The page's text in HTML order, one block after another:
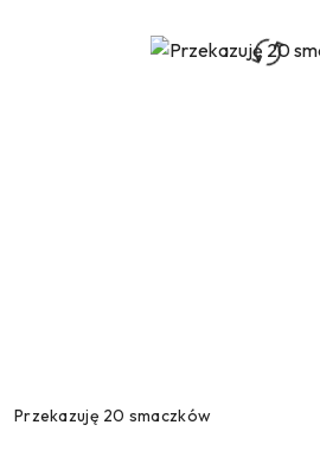
Przekazuję 20 smaczków